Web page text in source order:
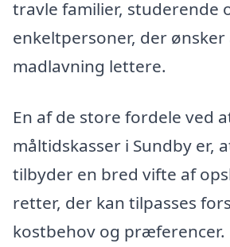
travle familier, studerende
enkeltpersoner, der
madlavning lettere.
En af de store fordele ved
måltidskasser i Sundby er,
tilbyder en bred vifte af
retter, der kan tilpasses
kostbehov og præferencer.